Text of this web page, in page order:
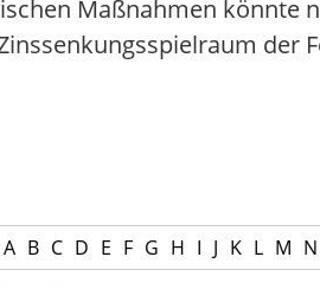
Maßnahmen könnte
der
A B C D E F G H I J K L M N